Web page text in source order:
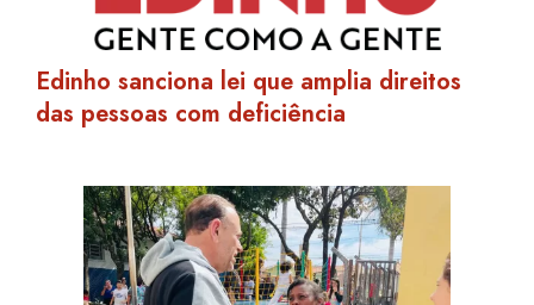
Edinho sanciona lei que amplia direitos
das pessoas com deficiência